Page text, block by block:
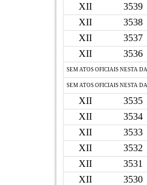
XII
3539
XII
3538
XII
3537
XII
3536
SEM ATOS OFICIAIS NESTA
SEM ATOS OFICIAIS NESTA
XII
3535
XII
3534
XII
3533
XII
3532
XII
3531
XII
3530